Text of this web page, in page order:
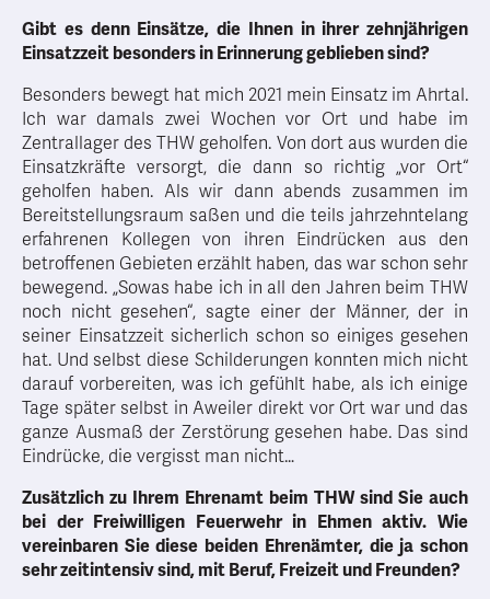
Gibt es denn Einsätze, die Ihnen in ihrer zehnjährigen
Einsatzzeit besonders in Erinnerung geblieben sind?
Besonders bewegt hat mich 2021 mein Einsatz im Ahrtal.
Ich war damals zwei Wochen vor Ort und habe im
Zentrallager des THW geholfen. Von dort aus wurden die
Einsatzkräfte versorgt, die dann so richtig „vor Ort“
geholfen haben. Als wir dann abends zusammen im
Bereitstellungsraum saßen und die teils jahrzehntelang
erfahrenen Kollegen von ihren Eindrücken aus den
betroffenen Gebieten erzählt haben, das war schon sehr
bewegend. „Sowas habe ich in all den Jahren beim THW
noch nicht gesehen“, sagte einer der Männer, der in
seiner Einsatzzeit sicherlich schon so einiges gesehen
hat. Und selbst diese Schilderungen konnten mich nicht
darauf vorbereiten, was ich gefühlt habe, als ich einige
Tage später selbst in Aweiler direkt vor Ort war und das
ganze Ausmaß der Zerstörung gesehen habe. Das sind
Eindrücke, die vergisst man nicht…
Zusätzlich zu Ihrem Ehrenamt beim THW sind Sie auch
bei der Freiwilligen Feuerwehr in Ehmen aktiv. Wie
vereinbaren Sie diese beiden Ehrenämter, die ja schon
sehr zeitintensiv sind, mit Beruf, Freizeit und Freunden?